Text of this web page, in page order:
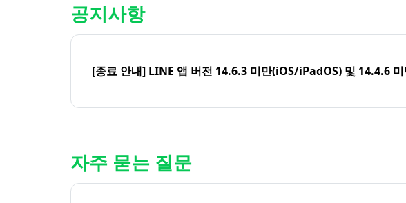
공지사항
[종료 안내] LINE 앱 버전 14.6.3 미만(iOS/iPadOS) 및 14.4.6
자주 묻는 질문